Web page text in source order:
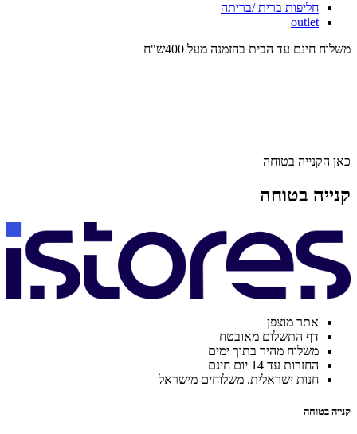
חליפות ברית /בריתה
outlet
משלוח חינם עד הבית בהזמנה מעל 400ש"ח
כאן הקנייה בטוחה
קנייה בטוחה
אתר מוצפן
דף התשלום מאובטח
משלוח מהיר בתוך ימים
החזרות עד 14 יום חינם
חנות ישראלית. משלוחים מישראל
קנייה בטוחה